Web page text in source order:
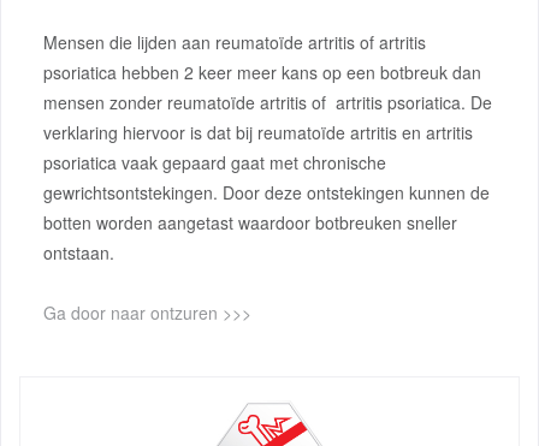
Mensen die lijden aan reumatoïde artritis of artritis
psoriatica hebben 2 keer meer kans op een botbreuk dan
mensen zonder reumatoïde artritis of artritis psoriatica. De
verklaring hiervoor is dat bij reumatoïde artritis en artritis
psoriatica vaak gepaard gaat met chronische
gewrichtsontstekingen. Door deze ontstekingen kunnen de
botten worden aangetast waardoor botbreuken sneller
ontstaan.
Ga door naar ontzuren >>>